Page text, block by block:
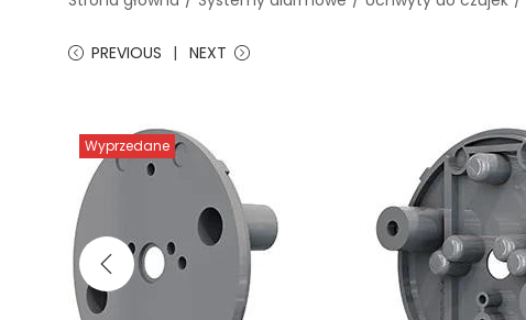
PREVIOUS NEXT
Wyprzedane